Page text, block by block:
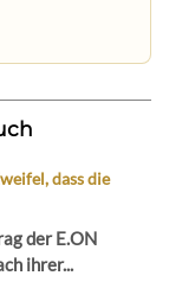
dass die
der E.ON
ihrer...